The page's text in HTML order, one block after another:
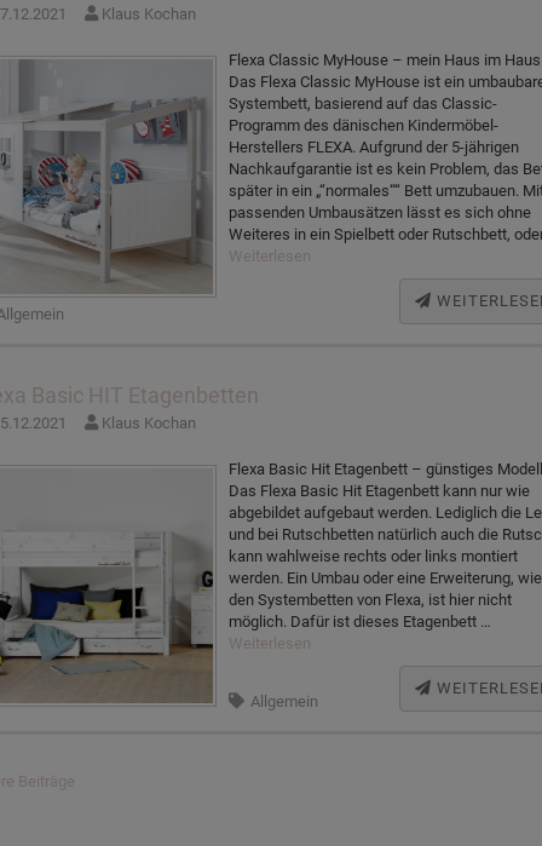
Klaus Kochan
Flexa Classic MyHouse – mein Haus im
Das Flexa Classic MyHouse ist ein
Systembett, basierend auf das Classic-
Programm des dänischen Kindermöbel-
Herstellers FLEXA. Aufgrund der 5-jährigen
Nachkaufgarantie ist es kein Problem, das
später in ein „“normales““ Bett umzubauen.
passenden Umbausätzen lässt es sich ohne
Weiteres in ein Spielbett oder Rutschbett,
Weiterlesen
Basic HIT Etagenbetten
Klaus Kochan
Flexa Basic Hit Etagenbett – günstiges
Das Flexa Basic Hit Etagenbett kann nur wie
abgebildet aufgebaut werden. Lediglich die
und bei Rutschbetten natürlich auch die
kann wahlweise rechts oder links montiert
werden. Ein Umbau oder eine Erweiterung,
den Systembetten von Flexa, ist hier nicht
möglich. Dafür ist dieses Etagenbett …
Weiterlesen
Allgemein
Beiträge